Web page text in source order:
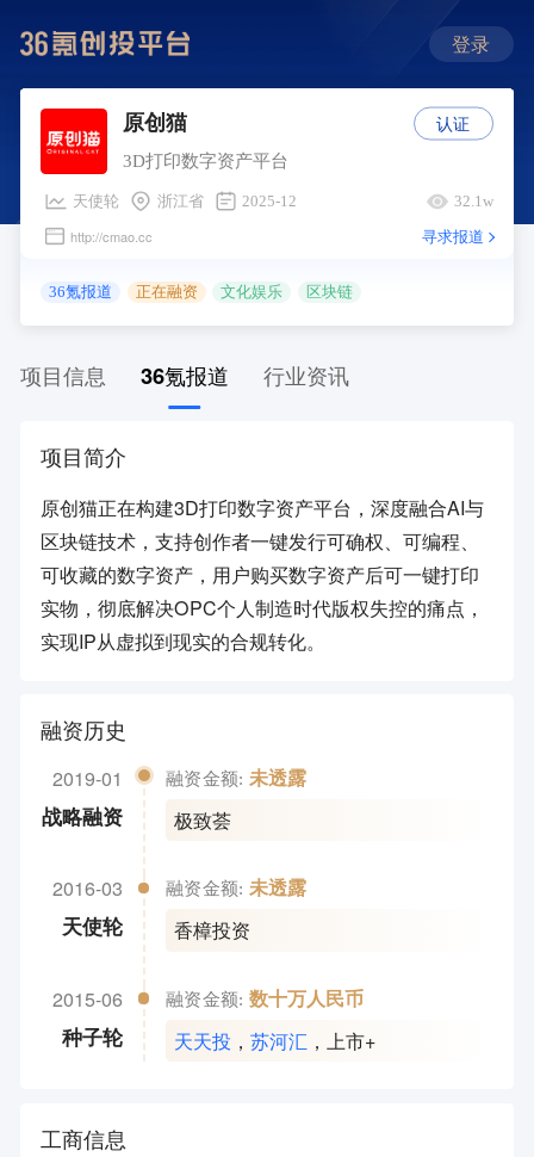
登录
原创猫
3D打印数字资产平台
天使轮 浙江省 2025-12 32.1w
http://cmao.cc 寻求报道
36氪报道 正在融资 文化娱乐 区块链
认证
项目信息 36氪报道 行业资讯
项目简介
原创猫正在构建3D打印数字资产平台，深度融合AI与
区块链技术，支持创作者一键发行可确权、可编程、
可收藏的数字资产，用户购买数字资产后可一键打印
实物，彻底解决OPC个人制造时代版权失控的痛点，
实现IP从虚拟到现实的合规转化。
融资历史
2019-01
战略融资
融资金额: 未透露
极致荟
2016-03
天使轮
融资金额: 未透露
香樟投资
2015-06
种子轮
融资金额: 数十万人民币
天天投 ，苏河汇 ， 上市+
工商信息